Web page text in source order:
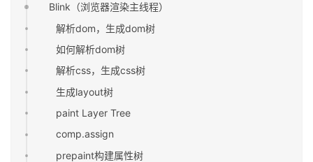
Blink（浏览器渲染主线程）
解析dom，生成dom树
如何解析dom树
解析css，生成css树
生成layout树
paint Layer Tree
comp.assign
prepaint构建属性树